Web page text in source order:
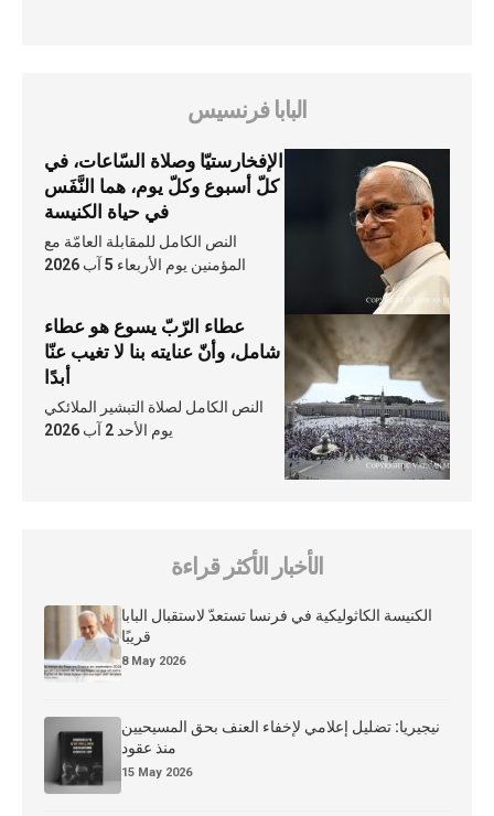
البابا فرنسيس
الإفخارستيّا وصلاة السّاعات، في
كلّ أسبوع وكلّ يوم، هما النَّفَس
في حياة الكنيسة
النص الكامل للمقابلة العامّة مع
المؤمنين يوم الأربعاء 5 آب 2026
عطاء الرّبّ يسوع هو عطاء
شامل، وأنّ عنايته بنا لا تغيب عنّا
أبدًا
النص الكامل لصلاة التبشير الملائكي
يوم الأحد 2 آب 2026
الأخبار الأكثر قراءة
الكنيسة الكاثوليكية في فرنسا تستعدّ لاستقبال البابا
قريبًا
8 May 2026
نيجيريا: تضليل إعلامي لإخفاء العنف بحق المسيحيين
منذ عقود
15 May 2026